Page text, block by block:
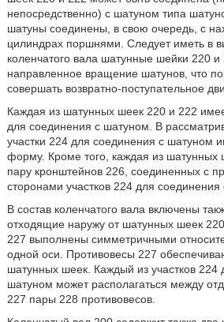
непосредственно) с шатуном типа
шатуны соединены, в свою очередь, с
цилиндрах поршнями. Следует иметь в
коленчатого вала шатунные шейки 220
направленное вращение шатунов, что
совершать возвратно-поступательное
Каждая из шатунных шеек 220 и 222
для соединения с шатуном. В
участки 224 для соединения с шатуном
форму. Кроме того, каждая из шатунных
пару кронштейнов 226, соединенных с
сторонами участков 224 для соединения
В состав коленчатого вала включены
отходящие наружу от шатунных шеек
227 выполнены симметричными
одной оси. Противовесы 227
шатунных шеек. Каждый из участков 224
шатуном может располагаться между
227 пары 228 противовесов.